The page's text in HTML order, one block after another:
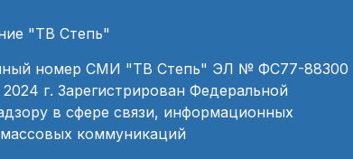
"ТВ Степь"
номер СМИ "ТВ Степь" ЭЛ № ФС77-88300
г. Зарегистрирован Федеральной
в сфере связи, информационных
коммуникаций